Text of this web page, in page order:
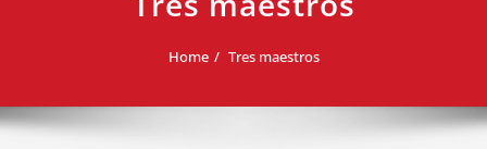
Home Tres maestros